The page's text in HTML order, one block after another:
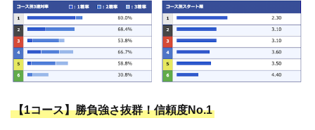
【1コース】勝負強さ抜群！信頼度No.1